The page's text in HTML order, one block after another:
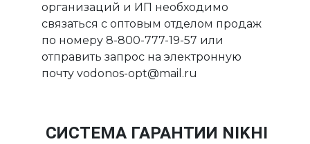
организаций и ИП необходимо
связаться с оптовым отделом продаж
по номеру 8-800-777-19-57 или
отправить запрос на электронную
почту vodonos-opt@mail.ru
СИСТЕМА ГАРАНТИИ NIKHI